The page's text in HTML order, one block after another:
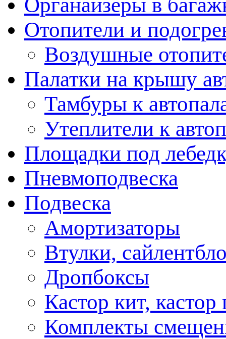
Органайзеры в
Отопители и
Воздушные
Палатки на крышу
Тамбуры к
Утеплители к
Площадки под
Пневмоподвеска
Подвеска
Амортизаторы
Втулки,
Дропбоксы
Кастор кит, кастор
Комплекты